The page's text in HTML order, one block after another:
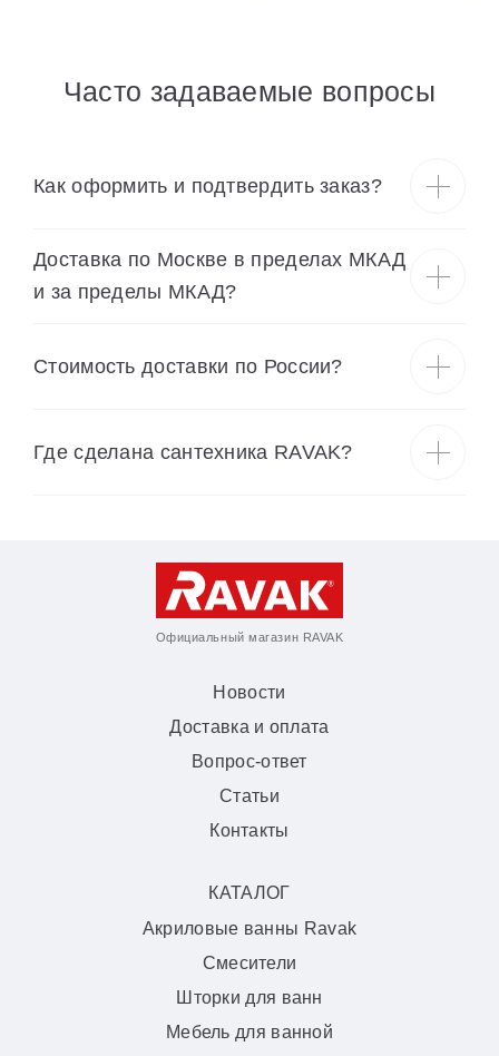
Часто задаваемые вопросы
Как оформить и подтвердить заказ?
Доставка по Москве в пределах МКАД
и за пределы МКАД?
Cтоимость доставки по России?
Где сделана сантехника RAVAK?
Официальный магазин RAVAK
Новости
Доставка и оплата
Вопрос-ответ
Статьи
Контакты
КАТАЛОГ
Акриловые ванны Ravak
Смесители
Шторки для ванн
Мебель для ванной